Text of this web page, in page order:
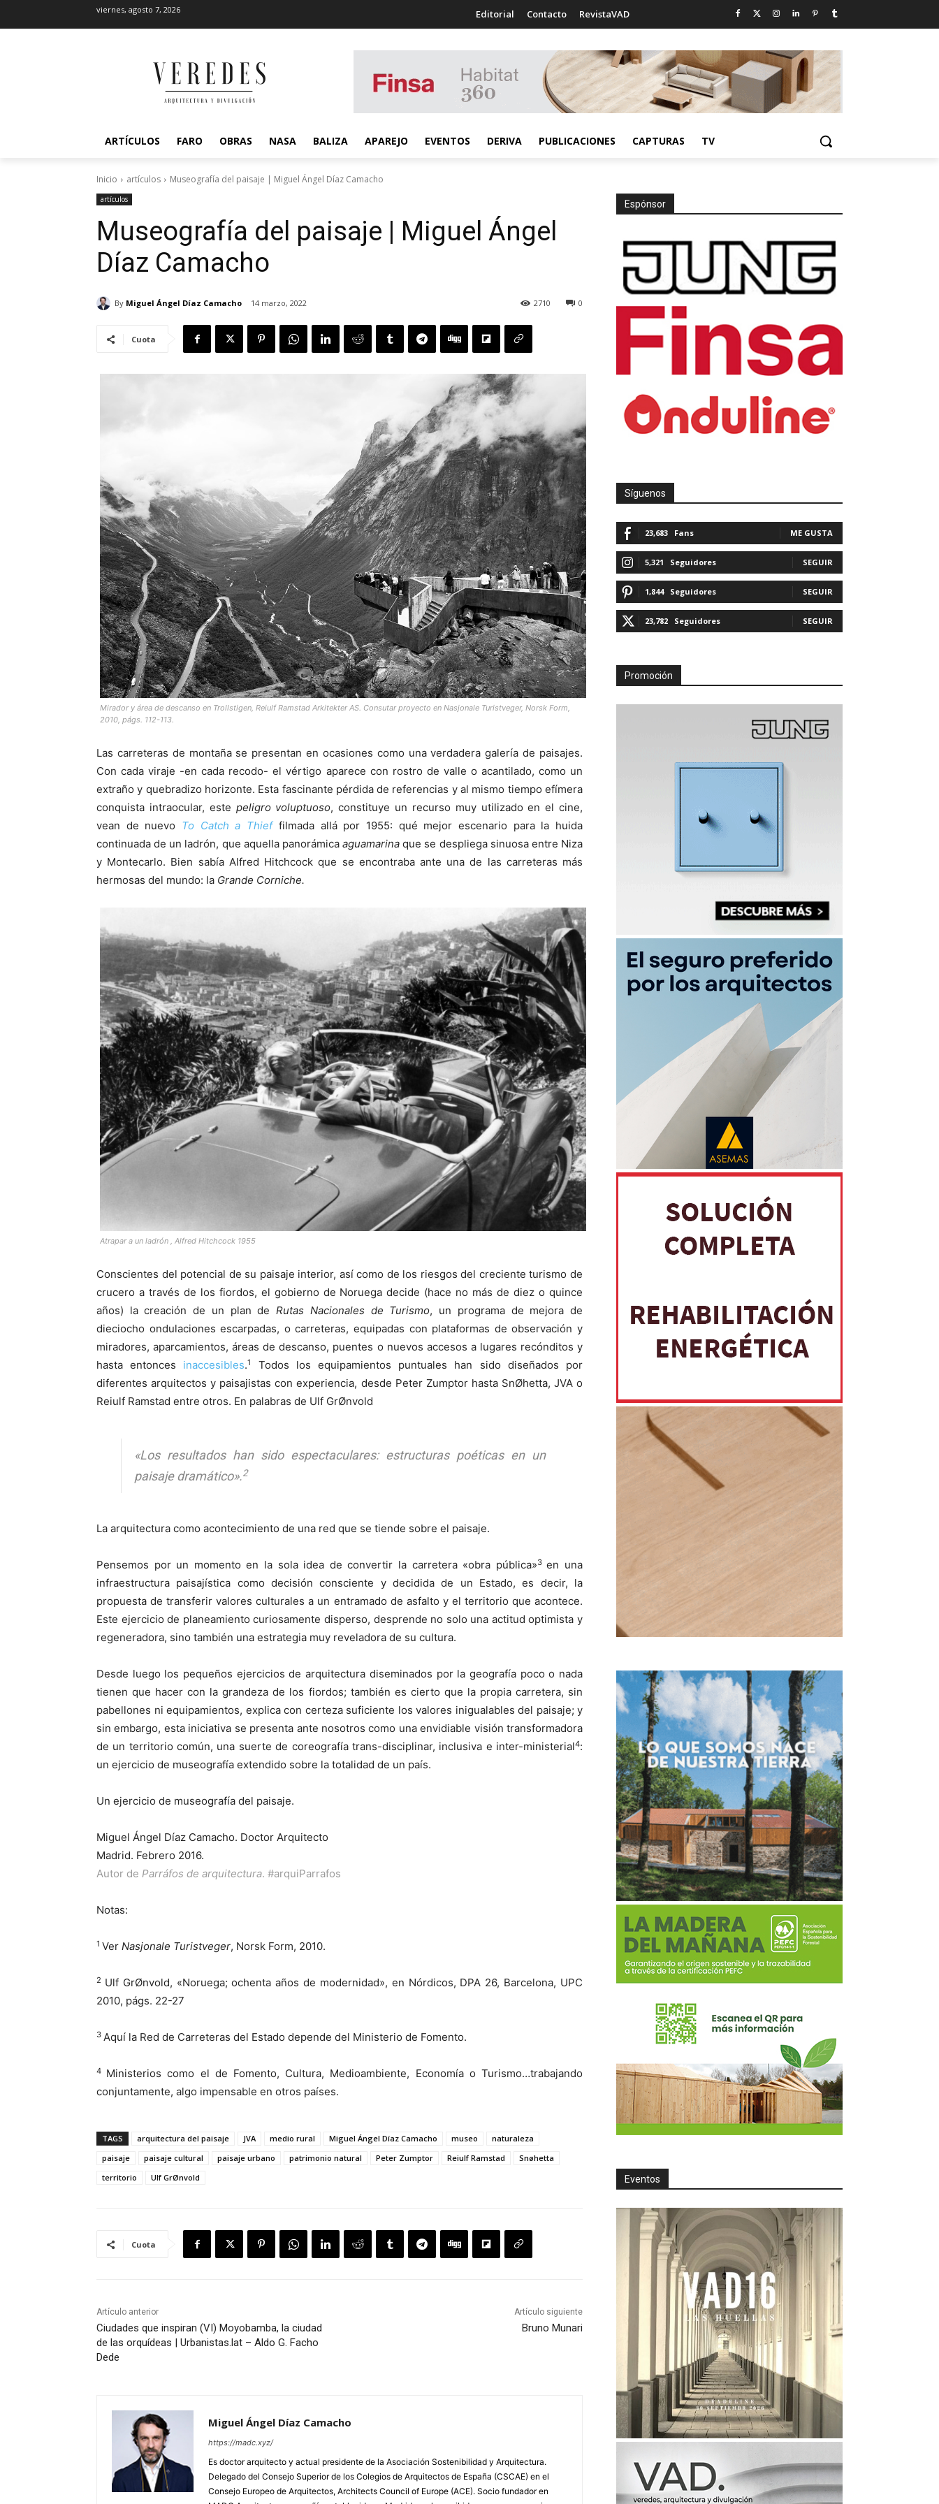
viernes, agosto 7, 2026 Editorial Contacto RevistaVAD
ARTÍCULOS FARO OBRAS NASA BALIZA APAREJO EVENTOS DERIVA PUBLICACIONES CAPTURAS TV
Inicio artículos Museografía del paisaje | Miguel Ángel Díaz Camacho
artículos
Museografía del paisaje | Miguel Ángel
Díaz Camacho
By Miguel Ángel Díaz Camacho 14 marzo, 2022 0
2710
Cuota
Mirador y área de descanso en Trollstigen, Reiulf Ramstad Arkitekter AS. Consutar proyecto en Nasjonale Turistveger, Norsk Form,
2010, págs. 112-113.
Las carreteras de montaña se presentan en ocasiones como una verdadera galería de paisajes.
Con cada viraje -en cada recodo- el vértigo aparece con rostro de valle o acantilado, como un
extraño y quebradizo horizonte. Esta fascinante pérdida de referencias y al mismo tiempo efímera
conquista intraocular, este peligro voluptuoso, constituye un recurso muy utilizado en el cine,
vean de nuevo To Catch a Thieffilmada allá por 1955: qué mejor escenario para la huida
continuada de un ladrón, que aquella panorámicaaguamarinaque se despliega sinuosa entre Niza
y Montecarlo. Bien sabía Alfred Hitchcock que se encontraba ante una de las carreteras más
hermosas del mundo: la Grande Corniche.
Atrapar a un ladrón , Alfred Hitchcock 1955
Conscientes del potencial de su paisaje interior, así como de los riesgos del creciente turismo de
crucero a través de los fiordos, el gobierno de Noruega decide (hace no más de diez o quince
años) la creación de un plan deRutas Nacionales de Turismo, un programa de mejora de
dieciocho ondulaciones escarpadas, o carreteras, equipadas con plataformas de observación y
miradores, aparcamientos, áreas de descanso, puentes o nuevos accesos a lugares recónditos y
hasta entonces inaccesibles.1
Todos los equipamientos puntuales han sido diseñados por
diferentes arquitectos y paisajistas con experiencia, desde Peter Zumptor hasta SnØhetta, JVA o
Reiulf Ramstad entre otros. En palabras de Ulf GrØnvold
«Los resultados han sido espectaculares: estructuras poéticas en un
paisaje dramático».2
La arquitectura como acontecimiento de una red que se tiende sobre el paisaje.
Pensemos por un momento en la sola idea de convertir la carretera «obra pública»3 en una
infraestructura paisajística como decisión consciente y decidida de un Estado, es decir, la
propuesta de transferir valores culturales a un entramado de asfalto y el territorio que acontece.
Este ejercicio de planeamiento curiosamente disperso, desprende no solo una actitud optimista y
regeneradora, sino también una estrategia muy reveladora de su cultura.
Desde luego los pequeños ejercicios de arquitectura diseminados por la geografía poco o nada
tienen que hacer con la grandeza de los fiordos; también es cierto que la propia carretera, sin
pabellones ni equipamientos, explica con certeza suficiente los valores inigualables del paisaje; y
sin embargo, esta iniciativa se presenta ante nosotros como una envidiable visión transformadora
de un territorio común, una suerte de coreografía trans-disciplinar, inclusiva e inter-ministerial4:
un ejercicio de museografía extendido sobre la totalidad de un país.
Un ejercicio de museografía del paisaje.
Miguel Ángel Díaz Camacho. Doctor Arquitecto
Madrid. Febrero 2016.
Autor de Parráfos de arquitectura. #arquiParrafos
Notas:
1 Ver Nasjonale Turistveger, Norsk Form, 2010.
2 Ulf GrØnvold, «Noruega; ochenta años de modernidad», en Nórdicos, DPA 26, Barcelona, UPC
2010, págs. 22-27
3 Aquí la Red de Carreteras del Estado depende del Ministerio de Fomento.
4 Ministerios como el de Fomento, Cultura, Medioambiente, Economía o Turismo…trabajando
conjuntamente, algo impensable en otros países.
TAGS arquitectura del paisaje JVA medio rural Miguel Ángel Díaz Camacho museo
naturaleza
paisaje
paisaje cultural paisaje urbano patrimonio natural Peter Zumptor Reiulf Ramstad
Snøhetta
territorio
Ulf GrØnvold
Cuota
Artículo anterior
Ciudades que inspiran (VI) Moyobamba, la ciudad
de las orquídeas | Urbanistas.lat – Aldo G. Facho
Dede
Artículo siguiente
Bruno Munari
Miguel Ángel Díaz Camacho
https://madc.xyz/
Es doctor arquitecto y actual presidente de la Asociación Sostenibilidad y Arquitectura.
Delegado del Consejo Superior de los Colegios de Arquitectos de España (CSCAE) en el
Consejo Europeo de Arquitectos, Architects Council of Europe (ACE). Socio fundador en
Espónsor
Síguenos
23,683 Fans ME GUSTA
5,321 Seguidores SEGUIR
1,844 Seguidores SEGUIR
23,782 Seguidores SEGUIR
Promoción
Eventos